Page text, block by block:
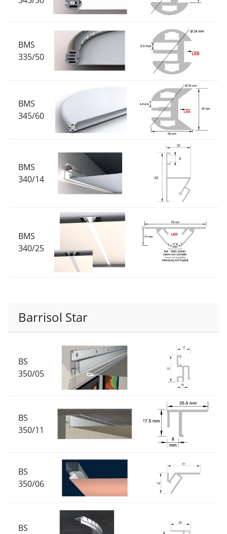
BMS
335/50
BMS
345/60
BMS
340/14
BMS
340/25
Barrisol Star
BS
350/05
BS
350/11
BS
350/06
BS